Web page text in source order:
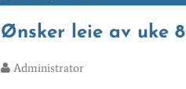
Ønsker leie av uke 8
Administrator